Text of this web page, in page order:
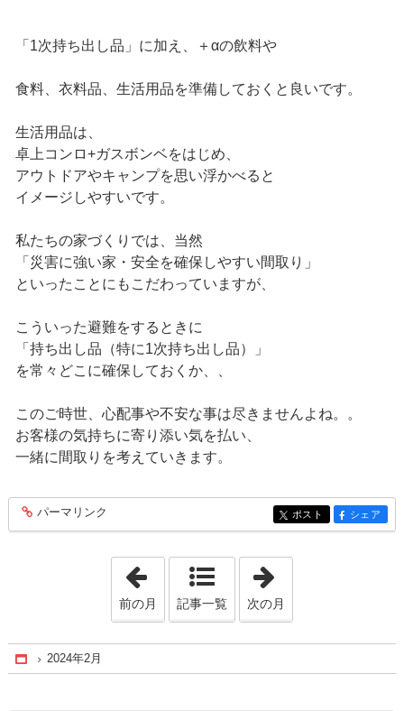
「1次持ち出し品」に加え、＋αの飲料や
食料、衣料品、生活用品を準備しておくと良いです。
生活用品は、
卓上コンロ+ガスボンベをはじめ、
アウトドアやキャンプを思い浮かべると
イメージしやすいです。
私たちの家づくりでは、当然
「災害に強い家・安全を確保しやすい間取り」
といったことにもこだわっていますが、
こういった避難をするときに
「持ち出し品（特に1次持ち出し品）」
を常々どこに確保しておくか、、
このご時世、心配事や不安な事は尽きませんよね。。
お客様の気持ちに寄り添い気を払い、
一緒に間取りを考えていきます。
entry237
パーマリンク entry237
ポスト entry237
シェア
「2024年1月」
前の月 記事一覧 次の月
Home
2024年2月